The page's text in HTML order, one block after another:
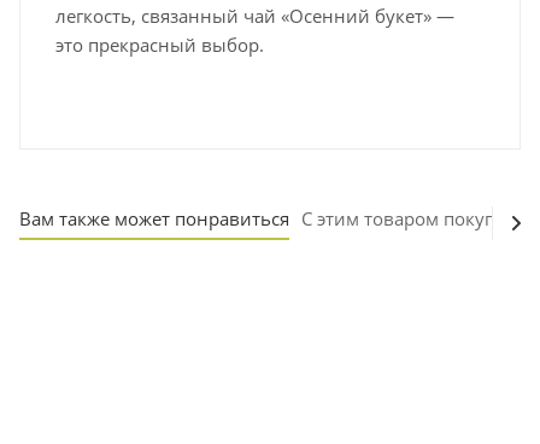
легкость, связанный чай «Осенний букет» —
это прекрасный выбор.
Вам также может понравиться С этим товаром покупают